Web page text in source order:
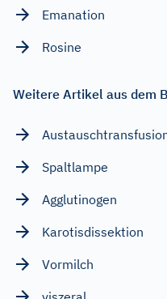
Emanation
Rosine
Weitere Artikel aus dem
Spaltlampe
Agglutinogen
Karotisdissektion
Vormilch